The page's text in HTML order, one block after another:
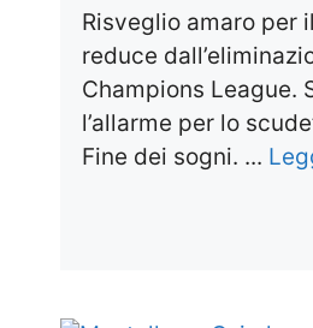
Risveglio amaro per
reduce
Champions League.
l’allarme per lo
Fine dei sogni. ...